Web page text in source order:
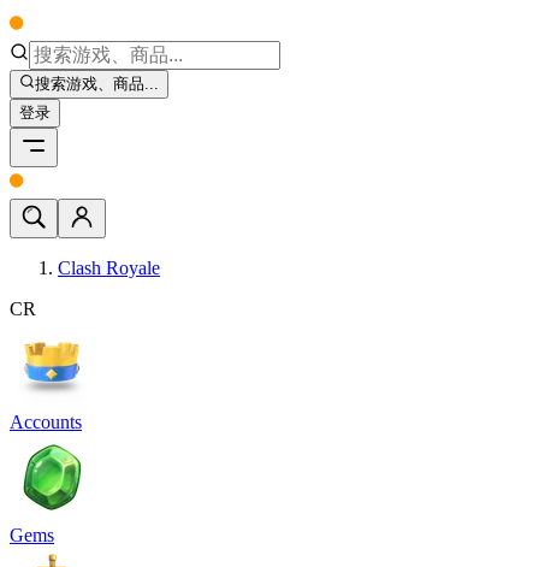
搜索游戏、商品...
登录
Clash Royale
CR
Accounts
Gems